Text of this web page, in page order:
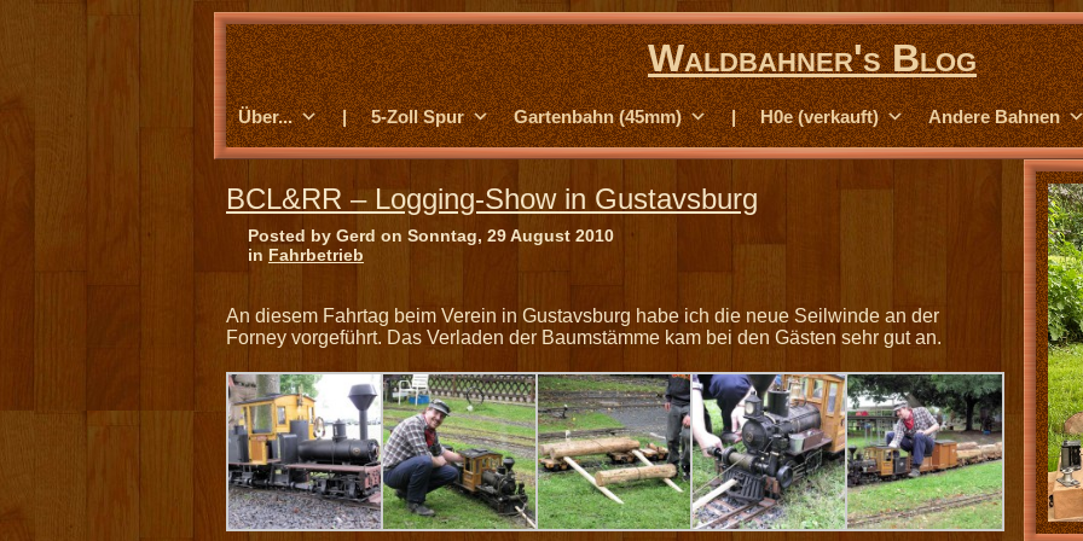
Waldbahner's Blog
Über... | 5-Zoll Spur Gartenbahn (45mm) | H0e (verkauft) Andere Bahnen
BCL&RR – Logging-Show in Gustavsburg
Posted by Gerd on Sonntag, 29 August 2010
in Fahrbetrieb
An diesem Fahrtag beim Verein in Gustavsburg habe ich die neue Seilwinde an der
Forney vorgeführt. Das Verladen der Baumstämme kam bei den Gästen sehr gut an.